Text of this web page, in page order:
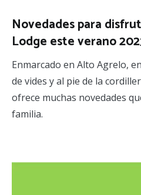
Novedades para
Lodge este verano
Enmarcado en Alto Agrelo,
de vides y al pie de la
ofrece muchas novedades
familia.